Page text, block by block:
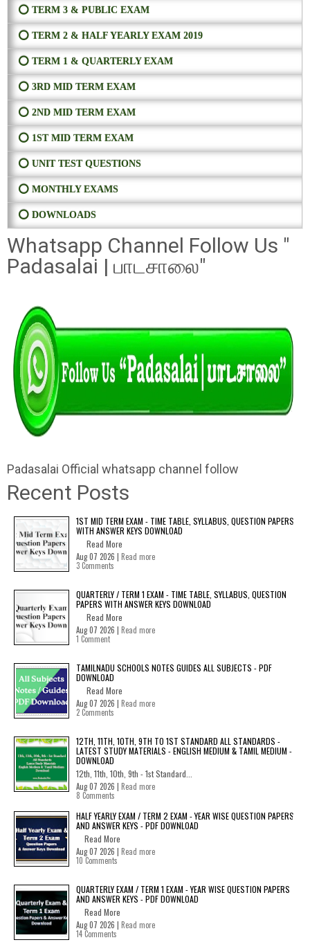
⭕ TERM 3 & PUBLIC EXAM
⭕ TERM 2 & HALF YEARLY EXAM 2019
⭕ TERM 1 & QUARTERLY EXAM
⭕ 3RD MID TERM EXAM
⭕ 2ND MID TERM EXAM
⭕ 1ST MID TERM EXAM
⭕ UNIT TEST QUESTIONS
⭕ MONTHLY EXAMS
⭕ DOWNLOADS
Whatsapp Channel Follow Us "
Padasalai | பாடசாலை"
Padasalai Official whatsapp channel follow
Recent Posts
1ST MID TERM EXAM - TIME TABLE, SYLLABUS, QUESTION PAPERS
WITH ANSWER KEYS DOWNLOAD
Read More
Aug 07 2026 | Read more
3 Comments
QUARTERLY / TERM 1 EXAM - TIME TABLE, SYLLABUS, QUESTION
PAPERS WITH ANSWER KEYS DOWNLOAD
Read More
Aug 07 2026 | Read more
1 Comment
TAMILNADU SCHOOLS NOTES GUIDES ALL SUBJECTS - PDF
DOWNLOAD
Read More
Aug 07 2026 | Read more
2 Comments
12TH, 11TH, 10TH, 9TH TO 1ST STANDARD ALL STANDARDS -
LATEST STUDY MATERIALS - ENGLISH MEDIUM & TAMIL MEDIUM -
DOWNLOAD
12th, 11th, 10th, 9th - 1st Standard...
Aug 07 2026 | Read more
8 Comments
HALF YEARLY EXAM / TERM 2 EXAM - YEAR WISE QUESTION PAPERS
AND ANSWER KEYS - PDF DOWNLOAD
Read More
Aug 07 2026 | Read more
10 Comments
QUARTERLY EXAM / TERM 1 EXAM - YEAR WISE QUESTION PAPERS
AND ANSWER KEYS - PDF DOWNLOAD
Read More
Aug 07 2026 | Read more
14 Comments